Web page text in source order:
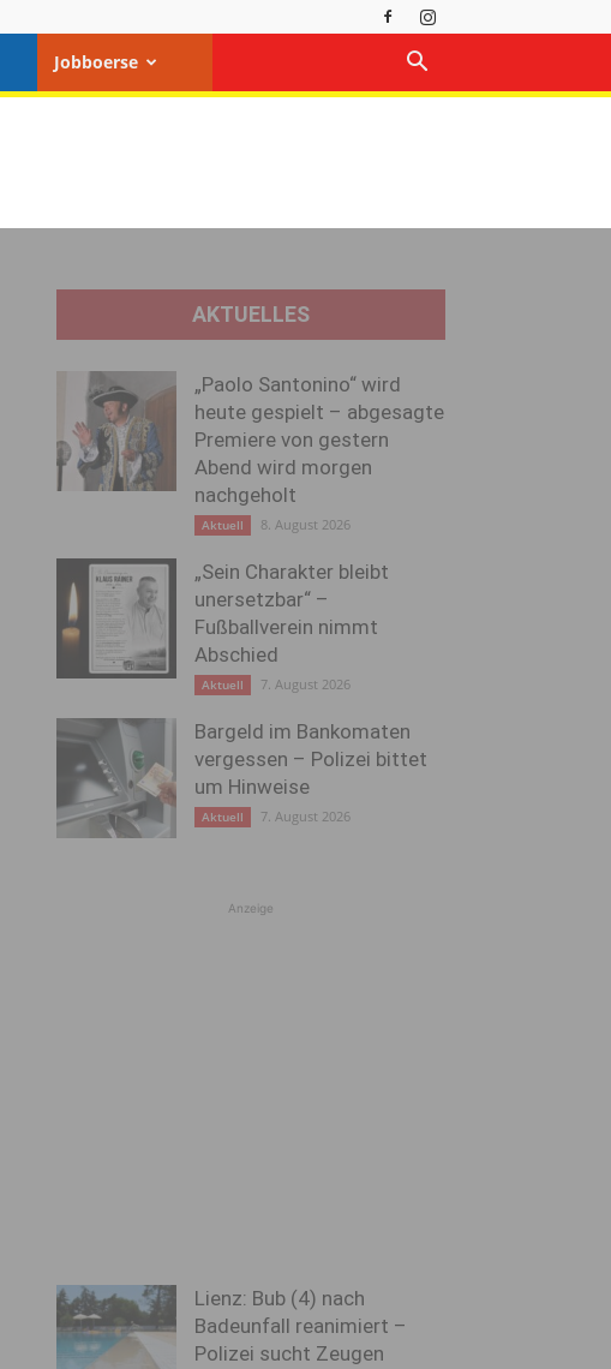
Jobboerse
AKTUELLES
„Paolo Santonino“ wird
heute gespielt – abgesagte
Premiere von gestern
Abend wird morgen
nachgeholt
Aktuell 8. August 2026
„Sein Charakter bleibt
unersetzbar“ –
Fußballverein nimmt
Abschied
Aktuell 7. August 2026
Bargeld im Bankomaten
vergessen – Polizei bittet
um Hinweise
Aktuell 7. August 2026
Anzeige
Lienz: Bub (4) nach
Badeunfall reanimiert –
Polizei sucht Zeugen